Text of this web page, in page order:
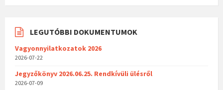
LEGUTÓBBI DOKUMENTUMOK
Vagyonnyilatkozatok 2026
2026-07-22
Jegyzőkönyv 2026.06.25. Rendkívüli ülésről
2026-07-09